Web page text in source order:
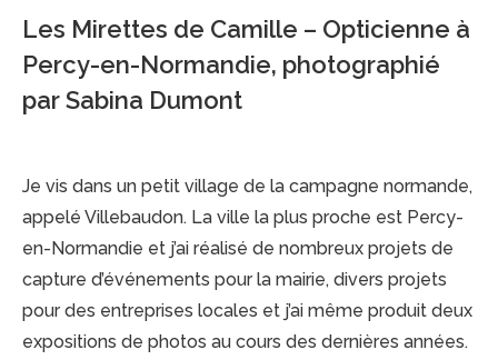
Les Mirettes de Camille – Opticienne à
Percy-en-Normandie, photographié
par Sabina Dumont
Je vis dans un petit village de la campagne normande,
appelé Villebaudon. La ville la plus proche est Percy-
en-Normandie et j’ai réalisé de nombreux projets de
capture d’événements pour la mairie, divers projets
pour des entreprises locales et j’ai même produit deux
expositions de photos au cours des dernières années.